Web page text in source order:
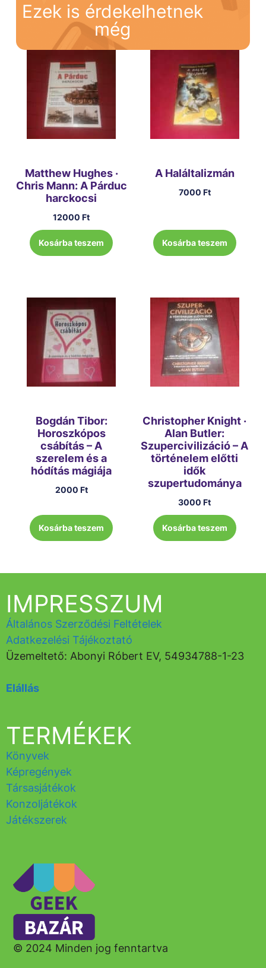
Ezek is érdekelhetnek
még
Matthew Hughes ·
Chris Mann: A Párduc
harckocsi
12000Ft
Kosárba teszem
A Haláltalizmán
7000 Ft
Kosárba teszem
Bogdán Tibor:
Horoszkópos
csábítás – A
szerelem és a
hódítás mágiája
2000 Ft
Kosárba teszem
Christopher Knight ·
Alan Butler:
Szupercivilizáció – A
történelem előtti
idők
szupertudománya
3000Ft
Kosárba teszem
© 2024 Minden jog fenntartva
TERMÉKEK
Könyvek
Képregények
Társasjátékok
Konzoljátékok
Játékszerek
IMPRESSZUM
Általános Szerződési Feltételek
Adatkezelési Tájékoztató
Üzemeltető: Abonyi Róbert EV, 54934788-1-23
Elállás